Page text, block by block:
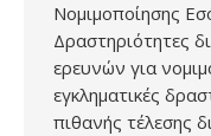
Νομιμοποίησης
Δραστηριότητες
ερευνών για
εγκληματικές
πιθανής τέλεσης